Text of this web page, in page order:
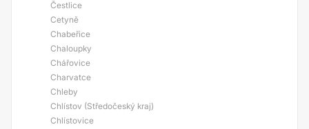
Čestlice
Cetyně
Chabeřice
Chaloupky
Chářovice
Charvatce
Chleby
Chlístov (Středočeský kraj)
Chlístovice